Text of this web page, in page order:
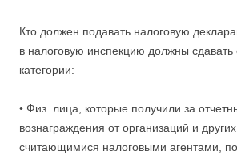
Кто должен подавать налоговую
в налоговую инспекцию должны
категории:
• Физ. лица, которые получили за
вознаграждения от организаций и
считающимися налоговыми агентами,